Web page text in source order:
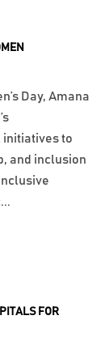
FOR
Day, Amana
to
and inclusion